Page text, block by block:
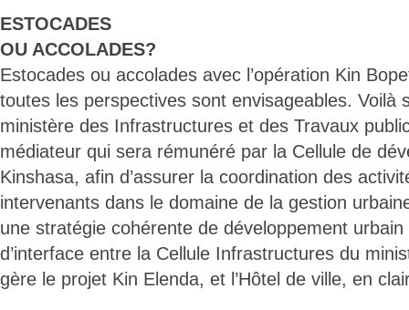
ESTOCADES
OU ACCOLADES?
Estocades ou accolades avec l’opération Kin
toutes les perspectives sont envisageables. Voilà
ministère des Infrastructures et des Travaux
médiateur qui sera rémunéré par la Cellule de
Kinshasa, afin d’assurer la coordination des
intervenants dans le domaine de la gestion
une stratégie cohérente de développement
d’interface entre la Cellule Infrastructures du
gère le projet Kin Elenda, et l’Hôtel de ville, en